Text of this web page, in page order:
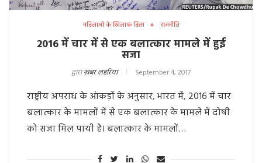
महिलाओं के खिलाफ हिंसा राजनीति
2016 में चार में से एक बलात्कार मामले में हुई
सजा
द्वाराखबर लहरिया September 4, 2017
राष्ट्रीय अपराध के आंकड़ों के अनुसार, भारत में, 2016 में चार
बलात्कार के मामलों में से एक बलात्कार के मामले में दोषी
को सजा मिल पायी है। बलात्कार के मामलों…